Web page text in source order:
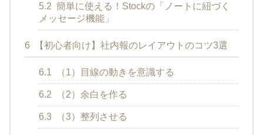
5.2 簡単に使える！Stockの「ノートに紐づく
メッセージ機能」
6 【初心者向け】社内報のレイアウトのコツ3選
6.1 （1）目線の動きを意識する
6.2 （2）余白を作る
6.3 （3）整列させる